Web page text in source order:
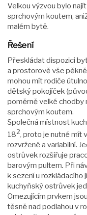
Velkou výzvou bylo
sprchovým koutem,
malém bytě.
Řešení
Přeskládat dispozici
a prostorově vše
mohou mít rodiče
dětský pokojíček
poměrně velké chodby
sprchovým koutem.
Společná místnost
182, proto je nutné mít
rozvržené a variabilní.
ostrůvek rozšiřuje
barovým pultem. Při
k sezení u rozkládacího
kuchyňský ostrůvek
Omezujícím prvkem
těsně nad podlahou v